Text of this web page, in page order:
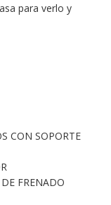
para verlo y
CON SOPORTE
FRENADO